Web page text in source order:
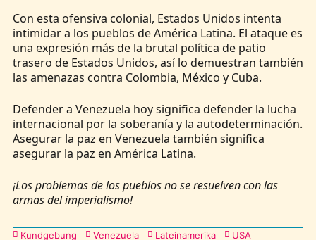
Con esta ofensiva colonial, Estados Unidos intenta
intimidar a los pueblos de América Latina. El ataque es
una expresión más de la brutal política de patio
trasero de Estados Unidos, así lo demuestran también
las amenazas contra Colombia, México y Cuba.
Defender a Venezuela hoy significa defender la lucha
internacional por la soberanía y la autodeterminación.
Asegurar la paz en Venezuela también significa
asegurar la paz en América Latina.
¡Los problemas de los pueblos no se resuelven con las
armas del imperialismo!
Kategorien
Kundgebung Venezuela Lateinamerika USA